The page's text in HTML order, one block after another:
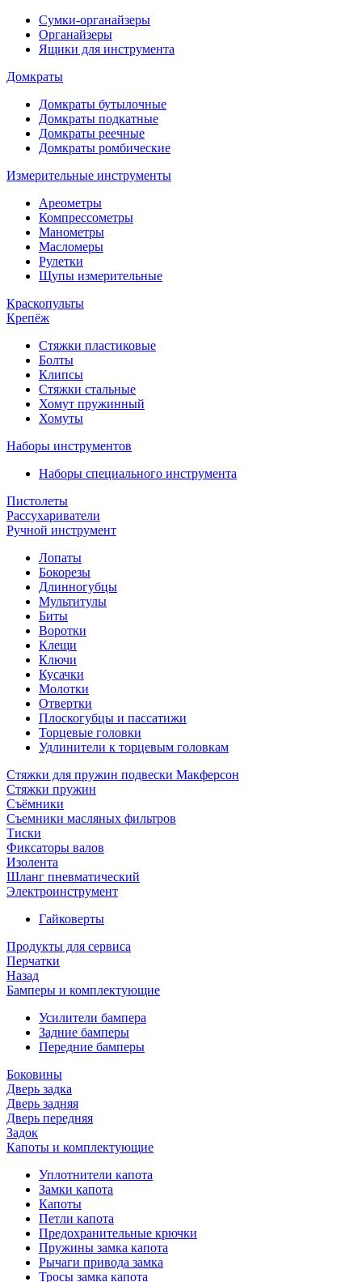
Сумки-органайзеры
Органайзеры
Ящики для инструмента
Домкраты
Домкраты бутылочные
Домкраты подкатные
Домкраты реечные
Домкраты ромбические
Измерительные инструменты
Ареометры
Компрессометры
Манометры
Масломеры
Рулетки
Щупы измерительные
Краскопульты
Крепёж
Стяжки пластиковые
Болты
Клипсы
Стяжки стальные
Хомут пружинный
Хомуты
Наборы инструментов
Наборы специального инструмента
Пистолеты
Рассухариватели
Ручной инструмент
Лопаты
Бокорезы
Длинногубцы
Мультитулы
Биты
Воротки
Клещи
Ключи
Кусачки
Молотки
Отвертки
Плоскогубцы и пассатижи
Торцевые головки
Удлинители к торцевым головкам
Стяжки для пружин подвески Макферсон
Стяжки пружин
Съёмники
Съемники масляных фильтров
Тиски
Фиксаторы валов
Изолента
Шланг пневматический
Электроинструмент
Гайковерты
Продукты для сервиса
Перчатки
Назад
Бамперы и комплектующие
Усилители бампера
Задние бамперы
Передние бамперы
Боковины
Дверь задка
Дверь задняя
Дверь передняя
Задок
Капоты и комплектующие
Уплотнители капота
Замки капота
Капоты
Петли капота
Предохранительные крючки
Пружины замка капота
Рычаги привода замка
Тросы замка капота